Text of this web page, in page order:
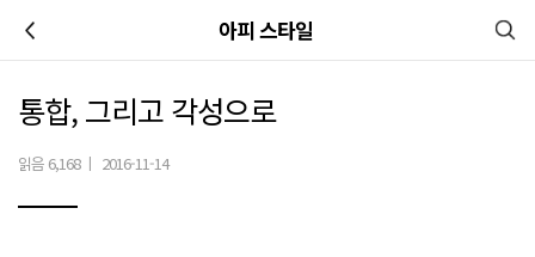
아피 스타일
통합, 그리고 각성으로
읽음 6,168 | 2016-11-14